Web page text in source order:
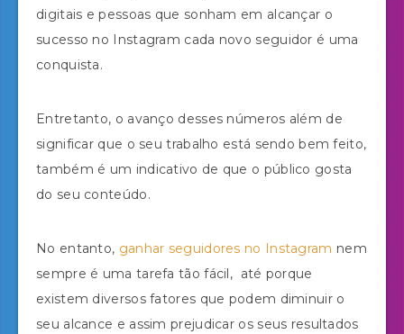
digitais e pessoas que sonham em alcançar o
sucesso no Instagram cada novo seguidor é uma
conquista.
Entretanto, o avanço desses números além de
significar que o seu trabalho está sendo bem feito,
também é um indicativo de que o público gosta
do seu conteúdo.
No entanto, ganhar seguidores no Instagram nem
sempre é uma tarefa tão fácil, até porque
existem diversos fatores que podem diminuir o
seu alcance e assim prejudicar os seus resultados